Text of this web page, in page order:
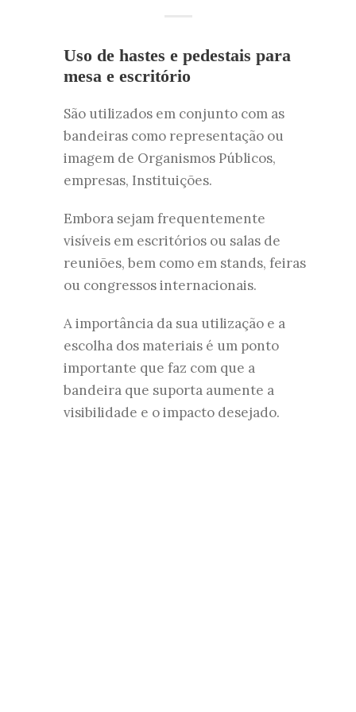
Uso de hastes e pedestais para
mesa e escritório
São utilizados em conjunto com as
bandeiras como representação ou
imagem de Organismos Públicos,
empresas, Instituições.
Embora sejam frequentemente
visíveis em escritórios ou salas de
reuniões, bem como em stands, feiras
ou congressos internacionais.
A importância da sua utilização e a
escolha dos materiais é um ponto
importante que faz com que a
bandeira que suporta aumente a
visibilidade e o impacto desejado.